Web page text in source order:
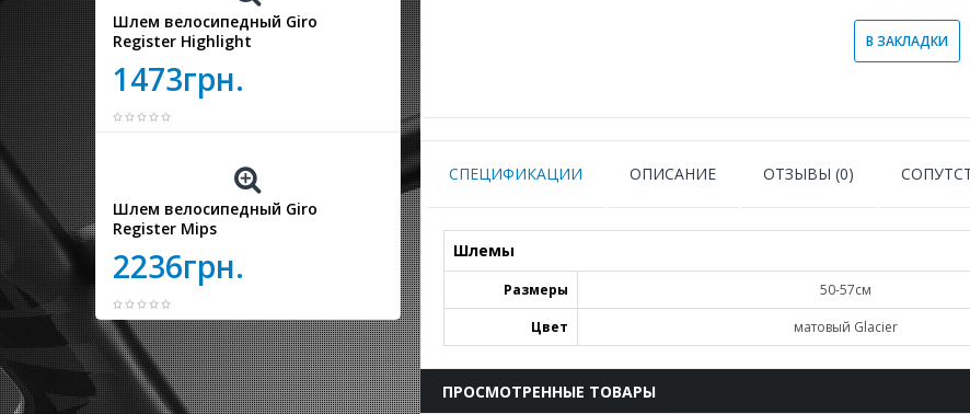
Шлем велосипедный Giro
Register Highlight
1473грн.
Шлем велосипедный Giro
Register Mips
2236грн.
В ЗАКЛАДКИ
СПЕЦИФИКАЦИИ ОПИСАНИЕ ОТЗЫВЫ (0)
Шлемы
Размеры
50-57см
Цвет
матовый Glacier
ПРОСМОТРЕННЫЕ ТОВАРЫ